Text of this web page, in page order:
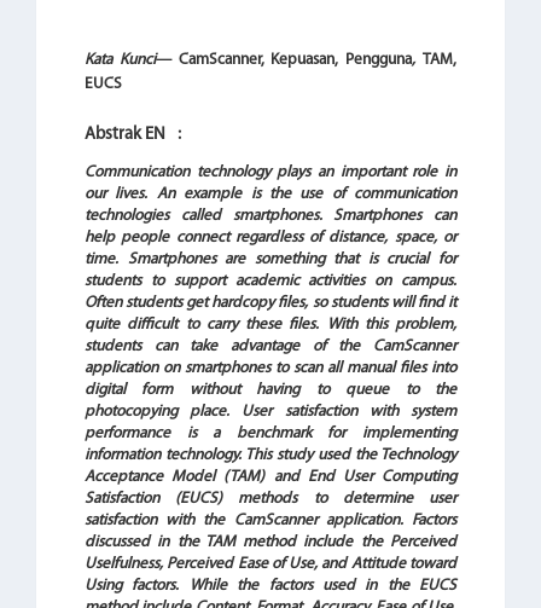
Kata Kunci— CamScanner, Kepuasan, Pengguna,TAM,
EUCS
Abstrak EN :
Communication technology plays an important role in
our lives. An example is the use of communication
technologies called smartphones. Smartphones can
help people connect regardless of distance, space, or
time. Smartphones are something that is crucial for
students to support academic activities on campus.
Often students get hardcopy files, so students will find it
quite difficult to carry these files. With this problem,
students can take advantage of the CamScanner
application on smartphones to scan all manual files into
digital form without having to queue to the
photocopying place. User satisfaction with system
performance is a benchmark for implementing
information technology. This study used the Technology
Acceptance Model (TAM) and End User Computing
Satisfaction (EUCS) methods to determine user
satisfaction with the CamScanner application. Factors
discussed in the TAM method include the Perceived
Uselfulness, Perceived Ease of Use, and Attitude toward
Using factors. While the factors used in the EUCS